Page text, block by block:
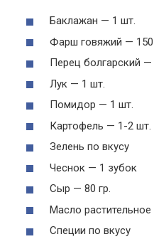
Баклажан — 1 шт.
Фарш говяжий — 150
Перец болгарский —
Лук — 1 шт.
Помидор — 1 шт.
Картофель — 1-2 шт.
Зелень по вкусу
Чеснок — 1 зубок
Сыр — 80 гр.
Масло
Специи по вкусу